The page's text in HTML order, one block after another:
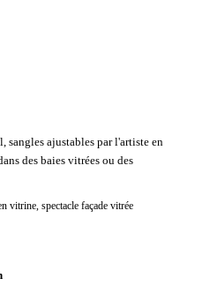
sangles ajustables par l'artiste en
des baies vitrées ou des
vitrine, spectacle façade vitrée